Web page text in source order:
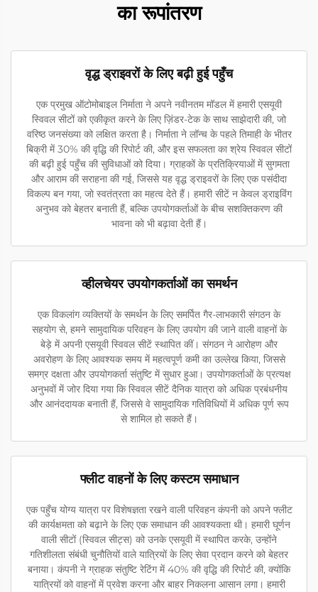
का रूपांतरण
वृद्ध ड्राइवरों के लिए बढ़ी हुई पहुँच
एक प्रमुख ऑटोमोबाइल निर्माता ने अपने नवीनतम मॉडल में हमारी एसयूवी
स्विवल सीटों को एकीकृत करने के लिए ज़िंडर-टेक के साथ साझेदारी की, जो
वरिष्ठ जनसंख्या को लक्षित करता है। निर्माता ने लॉन्च के पहले तिमाही के भीतर
बिक्री में 30% की वृद्धि की रिपोर्ट की, और इस सफलता का श्रेय स्विवल सीटों
की बढ़ी हुई पहुँच की सुविधाओं को दिया। ग्राहकों के प्रतिक्रियाओं में सुगमता
और आराम की सराहना की गई, जिससे यह वृद्ध ड्राइवरों के लिए एक पसंदीदा
विकल्प बन गया, जो स्वतंत्रता का महत्व देते हैं। हमारी सीटें न केवल ड्राइविंग
अनुभव को बेहतर बनाती हैं, बल्कि उपयोगकर्ताओं के बीच सशक्तिकरण की
भावना को भी बढ़ावा देती हैं।
व्हीलचेयर उपयोगकर्ताओं का समर्थन
एक विकलांग व्यक्तियों के समर्थन के लिए समर्पित गैर-लाभकारी संगठन के
सहयोग से, हमने सामुदायिक परिवहन के लिए उपयोग की जाने वाली वाहनों के
बेड़े में अपनी एसयूवी स्विवल सीटें स्थापित कीं। संगठन ने आरोहण और
अवरोहण के लिए आवश्यक समय में महत्वपूर्ण कमी का उल्लेख किया, जिससे
समग्र दक्षता और उपयोगकर्ता संतुष्टि में सुधार हुआ। उपयोगकर्ताओं के प्रत्यक्ष
अनुभवों में जोर दिया गया कि स्विवल सीटें दैनिक यात्रा को अधिक प्रबंधनीय
और आनंददायक बनाती हैं, जिससे वे सामुदायिक गतिविधियों में अधिक पूर्ण रूप
से शामिल हो सकते हैं।
फ्लीट वाहनों के लिए कस्टम समाधान
एक पहुँच योग्य यात्रा पर विशेषज्ञता रखने वाली परिवहन कंपनी को अपने फ्लीट
की कार्यक्षमता को बढ़ाने के लिए एक समाधान की आवश्यकता थी। हमारी घूर्णन
वाली सीटों (स्विवल सीट्स) को उनके एसयूवी में स्थापित करके, उन्होंने
गतिशीलता संबंधी चुनौतियों वाले यात्रियों के लिए सेवा प्रदान करने को बेहतर
बनाया। कंपनी ने ग्राहक संतुष्टि रेटिंग में 40% की वृद्धि की रिपोर्ट की, क्योंकि
यात्रियों को वाहनों में प्रवेश करना और बाहर निकलना आसान लगा। हमारी